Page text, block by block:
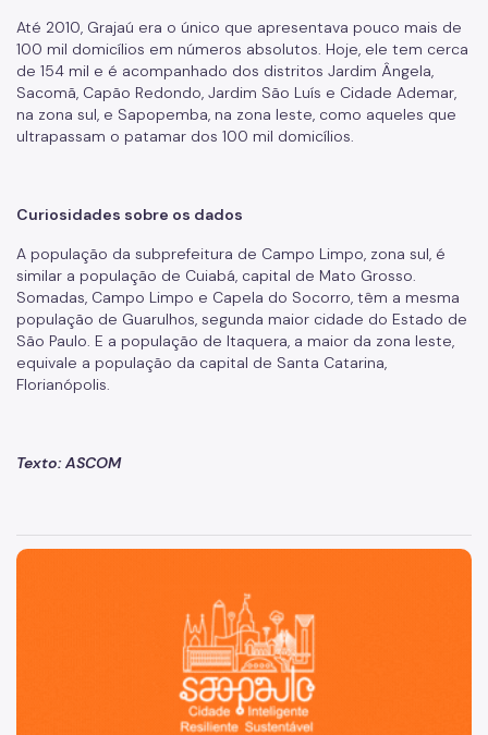
Até 2010, Grajaú era o único que apresentava pouco mais de
100 mil domicílios em números absolutos. Hoje, ele tem cerca
de 154 mil e é acompanhado dos distritos Jardim Ângela,
Sacomã, Capão Redondo, Jardim São Luís e Cidade Ademar,
na zona sul, e Sapopemba, na zona leste, como aqueles que
ultrapassam o patamar dos 100 mil domicílios.
Curiosidades sobre os dados
A população da subprefeitura de Campo Limpo, zona sul, é
similar a população de Cuiabá, capital de Mato Grosso.
Somadas, Campo Limpo e Capela do Socorro, têm a mesma
população de Guarulhos, segunda maior cidade do Estado de
São Paulo. E a população de Itaquera, a maior da zona leste,
equivale a população da capital de Santa Catarina,
Florianópolis.
Texto: ASCOM
São Paulo, cidade inteligente, resiliente e sustentável